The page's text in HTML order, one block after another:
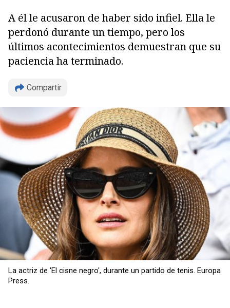
A él le acusaron de haber sido infiel. Ella le
perdonó durante un tiempo, pero los
últimos acontecimientos demuestran que su
paciencia ha terminado.
Compartir
Copiar
La actriz de 'El cisne negro', durante un partido de tenis. Europa
Press.